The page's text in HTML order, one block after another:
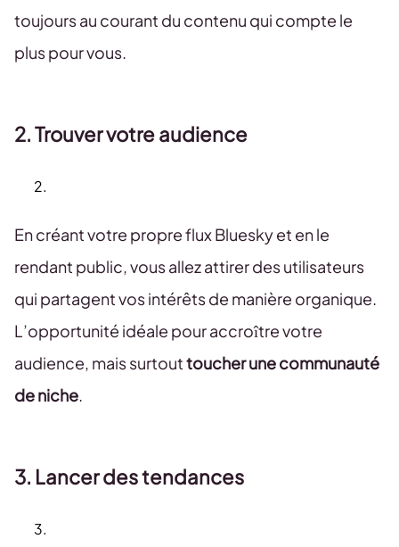
toujours au courant du contenu qui compte le
plus pour vous.
2. Trouver votre audience
En créant votre propre flux Bluesky et en le
rendant public, vous allez attirer des utilisateurs
qui partagent vos intérêts de manière organique.
L’opportunité idéale pour accroître votre
audience, mais surtouttoucher une communauté
de niche.
3. Lancer des tendances